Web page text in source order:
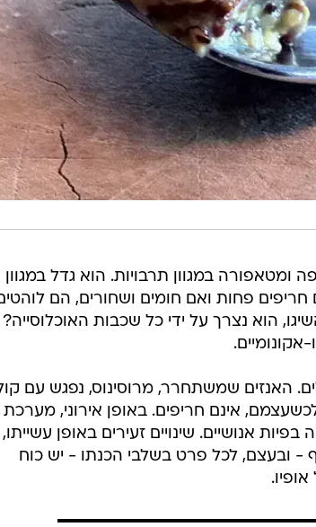
במגוון תרבויות. הוא גדל במגוון
פחות ואם חומים ושחורים, הם
הוא נצרך על ידי כל שכבות האוכלוסייה?
האנזים שמשתחרר, מרוסינוס, נפגש עם
אינם חריפים. באופן אירוני, מערכת
אנושיים. שינויים זעירים באופן עשייתו,
- ובעצם, לכל פרט בשלבי הכנתו - יש כוח